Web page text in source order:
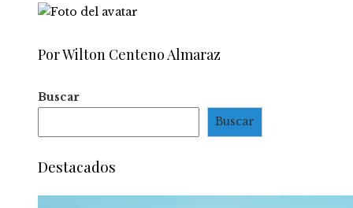
Por Wilton Centeno Almaraz
Buscar
Buscar
Destacados